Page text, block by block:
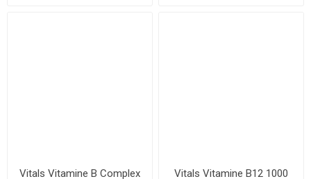
Vitals Vitamine B Complex
Vitals Vitamine B12 1000